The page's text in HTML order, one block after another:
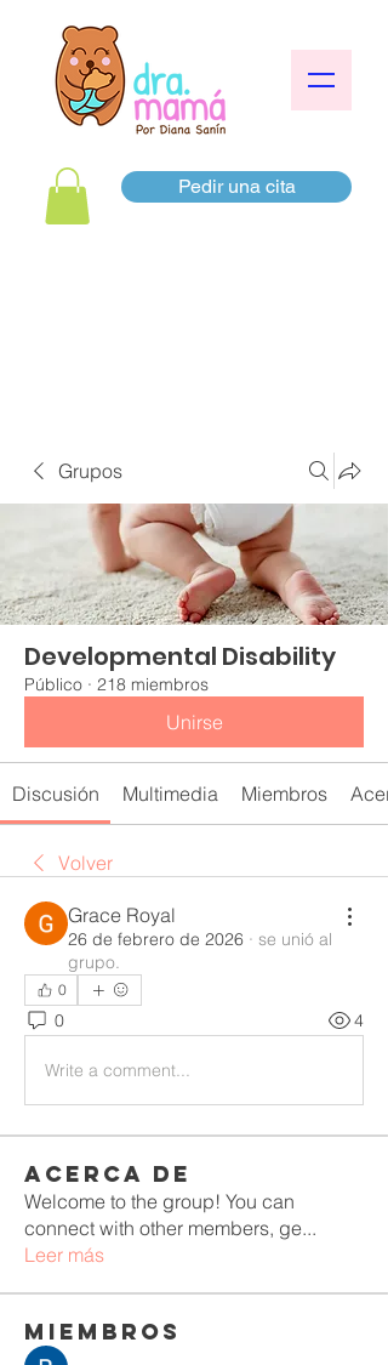
Pedir una cita
Grupos
Developmental Disability
Público · 218 miembros
Unirse
Discusión Multimedia Miembros
Volver
Grace Royal
26 de febrero de 2026 · se unió al
grupo.
0
0 4
Write a comment...
Acerca de
Welcome to the group! You can
connect with other members, ge...
Leer más
Miembros